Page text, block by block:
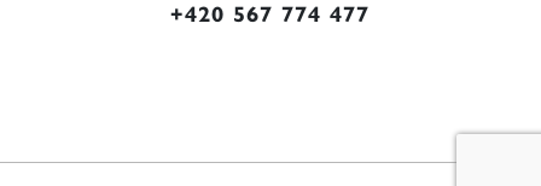
+420 567 774 477